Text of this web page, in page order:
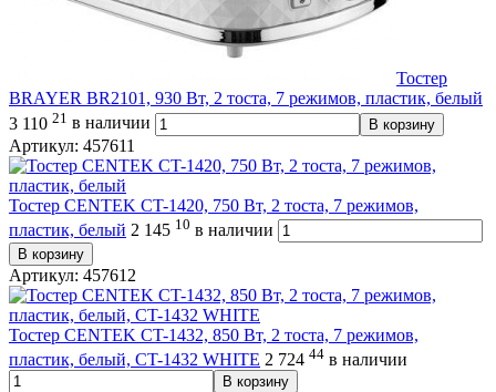
Тостер
BRAYER BR2101, 930 Вт, 2 тоста, 7 режимов, пластик, белый
3 110 21 в наличии В корзину
Артикул: 457611
Тостер CENTEK CT-1420, 750 Вт, 2 тоста, 7 режимов,
пластик, белый 2 145 10 в наличии
В корзину
Артикул: 457612
Тостер CENTEK CT-1432, 850 Вт, 2 тоста, 7 режимов,
пластик, белый, CT-1432 WHITE 2 724 44 в наличии
В корзину